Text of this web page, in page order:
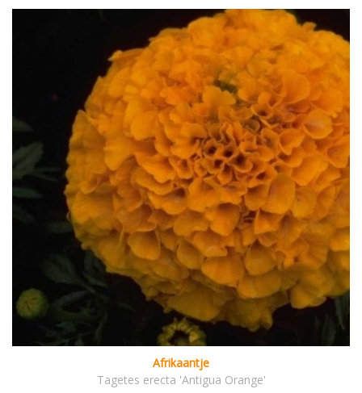
Afrikaantje
Tagetes erecta 'Antigua Orange'